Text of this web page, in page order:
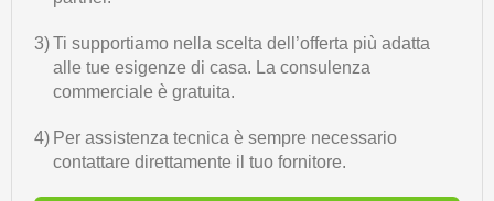
3)Ti supportiamo nella scelta dell’offerta più adatta
alle tue esigenze di casa. La consulenza
commerciale è gratuita.
4) Per assistenza tecnica è sempre necessario
contattare direttamente il tuo fornitore.